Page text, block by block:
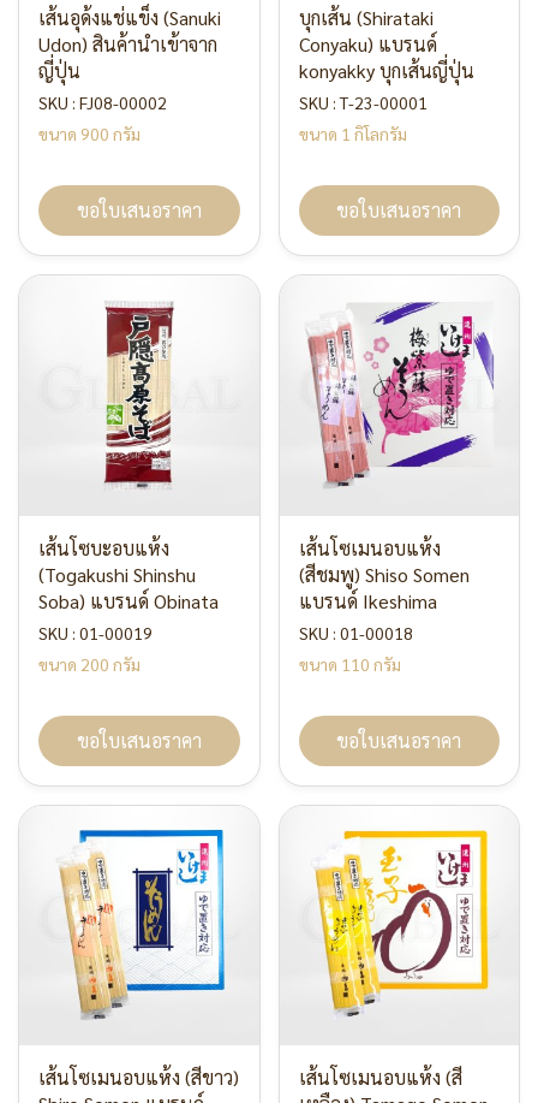
เส้นอุด้งแช่แข็ง (Sanuki
Udon) สินค้านำเข้าจาก
ญี่ปุ่น
SKU : FJ08-00002
ขนาด 900 กรัม
ขอใบเสนอราคา
บุกเส้น (Shirataki
Conyaku) แบรนด์
konyakky บุกเส้นญี่ปุ่น
SKU : T-23-00001
ขนาด 1 กิโลกรัม
ขอใบเสนอราคา
เส้นโซบะอบแห้ง
(Togakushi Shinshu
Soba) แบรนด์ Obinata
SKU : 01-00019
ขนาด 200 กรัม
ขอใบเสนอราคา
เส้นโซเมนอบแห้ง
(สีชมพู) Shiso Somen
แบรนด์ Ikeshima
SKU : 01-00018
ขนาด 110 กรัม
ขอใบเสนอราคา
เส้นโซเมนอบแห้ง (สีขาว)
เส้นโซเมนอบแห้ง (สี